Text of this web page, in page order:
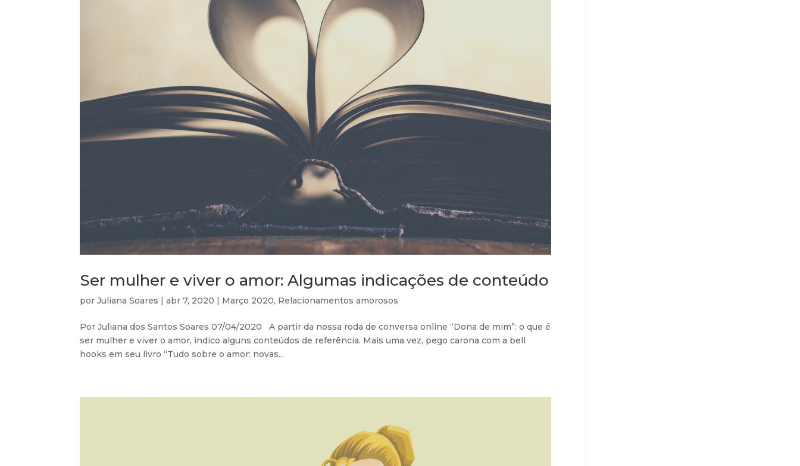
Ser mulher e viver o amor: Algumas indicações de conteúdo
porJuliana Soares |abr 7, 2020 Março 2020, Relacionamentos amorosos
Por Juliana dos Santos Soares 07/04/2020 A partir da nossa roda de conversa online “Dona de mim”: o que é
ser mulher e viver o amor, indico alguns conteúdos de referência. Mais uma vez, pego carona com a bell
hooks em seu livro “Tudo sobre o amor: novas...